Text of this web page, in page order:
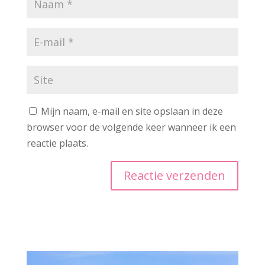
Mijn naam, e-mail en site opslaan in deze
browser voor de volgende keer wanneer ik een
reactie plaats.